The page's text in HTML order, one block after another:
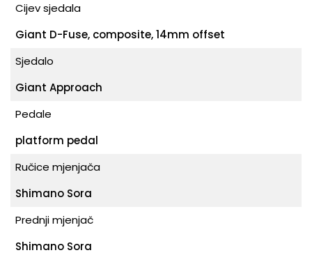
Cijev sjedala
Giant D-Fuse, composite, 14mm offset
Sjedalo
Giant Approach
Pedale
platform pedal
Ručice mjenjača
Shimano Sora
Prednji mjenjač
Shimano Sora